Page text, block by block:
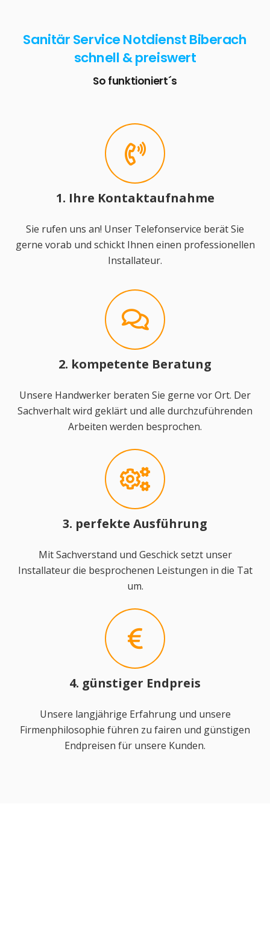
Sanitär Service Notdienst Biberach
schnell & preiswert
So funktioniert´s
1. Ihre Kontaktaufnahme
Sie rufen uns an! Unser Telefonservice berät Sie
gerne vorab und schickt Ihnen einen professionellen
Installateur.
2. kompetente Beratung
Unsere Handwerker beraten Sie gerne vor Ort. Der
Sachverhalt wird geklärt und alle durchzuführenden
Arbeiten werden besprochen.
3. perfekte Ausführung
Mit Sachverstand und Geschick setzt unser
Installateur die besprochenen Leistungen in die Tat
um.
4. günstiger Endpreis
Unsere langjährige Erfahrung und unsere
Firmenphilosophie führen zu fairen und günstigen
Endpreisen für unsere Kunden.